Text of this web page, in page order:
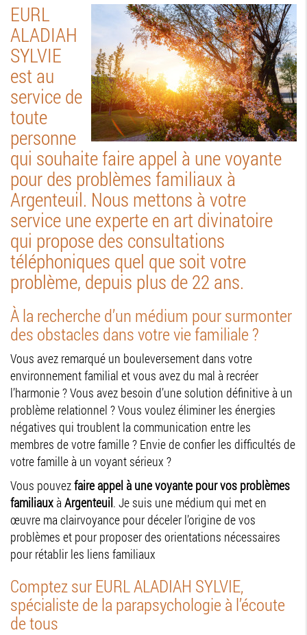
EURL
ALADIAH
SYLVIE
est au
service de
toute
personne
qui souhaite faire appel à une voyante
pour des problèmes familiaux à
Argenteuil. Nous mettons à votre
service une experte en art divinatoire
qui propose des consultations
téléphoniques quel que soit votre
problème, depuis plus de 22 ans.
À la recherche d’un médium pour surmonter
des obstacles dans votre vie familiale ?
Vous avez remarqué un bouleversement dans votre
environnement familial et vous avez du mal à recréer
l’harmonie ? Vous avez besoin d’une solution définitive à un
problème relationnel ? Vous voulez éliminer les énergies
négatives qui troublent la communication entre les
membres de votre famille ? Envie de confier les difficultés de
votre famille à un voyant sérieux ?
Vous pouvezfaire appel à une voyante pour vos problèmes
familiaux à Argenteuil. Je suis une médium qui met en
œuvre ma clairvoyance pour déceler l’origine de vos
problèmes et pour proposer des orientations nécessaires
pour rétablir les liens familiaux
Comptez sur EURL ALADIAH SYLVIE,
spécialiste de la parapsychologie à l’écoute
de tous